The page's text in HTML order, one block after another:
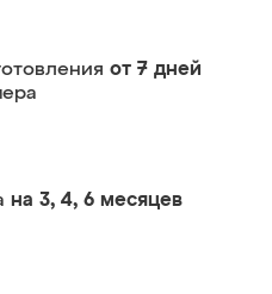
от 7 дней
на 3, 4, 6 месяцев